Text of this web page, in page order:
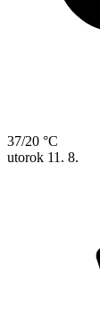
37/20 °C
utorok 11. 8.